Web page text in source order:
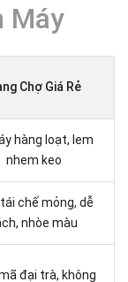
Máy
Chợ Giá Rẻ
hàng loạt, lem
nhem keo
chế mỏng, dễ
nhòe màu
đại trà, không